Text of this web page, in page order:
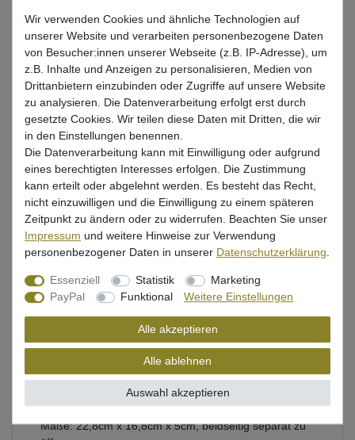
Lieferzeit 1-3 Tage (Deutschland); 3-7 Tage (Ausland)
Mehr als 5 Stück verfügbar
In den Warenkorb
Wunschliste
Beschreibung
Bewertung
Produktsicherheit
Köderbox von Spro für Kunstköder zum Spinnfischen
auf Hecht, Zander & Barsch
Maße: 22,8cm x 16,8cm x 5cm, beidseitig separat zu
Wir verwenden Cookies und ähnliche Technologien auf
unserer Website und verarbeiten personenbezogene Daten
von Besucher:innen unserer Webseite (z.B. IP-Adresse), um
z.B. Inhalte und Anzeigen zu personalisieren, Medien von
Drittanbietern einzubinden oder Zugriffe auf unsere Website
zu analysieren. Die Datenverarbeitung erfolgt erst durch
gesetzte Cookies. Wir teilen diese Daten mit Dritten, die wir
in den Einstellungen benennen.
Die Datenverarbeitung kann mit Einwilligung oder aufgrund
eines berechtigten Interesses erfolgen. Die Zustimmung
kann erteilt oder abgelehnt werden. Es besteht das Recht,
nicht einzuwilligen und die Einwilligung zu einem späteren
Zeitpunkt zu ändern oder zu widerrufen. Beachten Sie unser
Impressum und weitere Hinweise zur Verwendung
personenbezogener Daten in unserer Daten­schutz­erklärung.
Essenziell Statistik
Marketing
PayPal
Funktional Weitere Einstellungen
Alle akzeptieren
Alle ablehnen
Auswahl akzeptieren